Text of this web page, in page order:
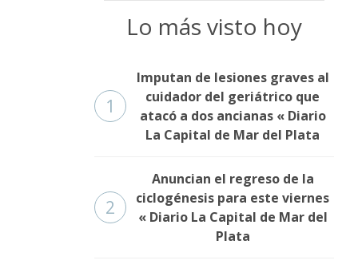
Lo más visto hoy
1
Imputan de lesiones graves al
cuidador del geriátrico que
atacó a dos ancianas « Diario
La Capital de Mar del Plata
2
Anuncian el regreso de la
ciclogénesis para este viernes
« Diario La Capital de Mar del
Plata